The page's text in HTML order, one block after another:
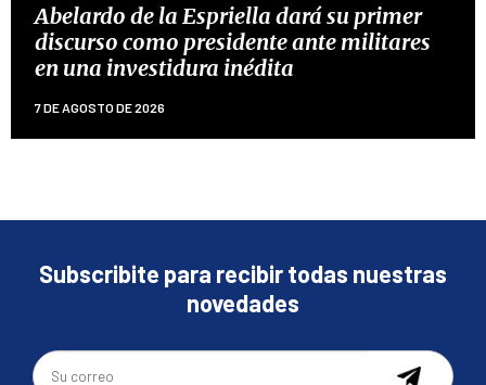
Abelardo de la Espriella dará su primer
discurso como presidente ante militares
en una investidura inédita
7 DE AGOSTO DE 2026
Subscribite para recibir todas nuestras
novedades